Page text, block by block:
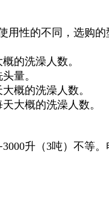
用性的不同，选购
的洗澡人数。
量。
概的洗澡人数。
大概的洗澡人数。
3000升（3吨）不等